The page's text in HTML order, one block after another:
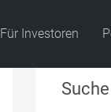
Für Investoren
Suche